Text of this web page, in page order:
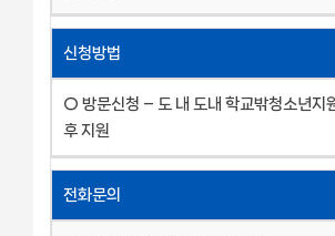
신청방법
○ 방문신청 – 도 내 도내 학교밖청소년지
후 지원
전화문의